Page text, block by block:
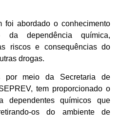
foi abordado o conhecimento
da dependência química,
riscos e consequências do
drogas.
por meio da Secretaria de
tem proporcionado o
dependentes químicos que
os do ambiente de